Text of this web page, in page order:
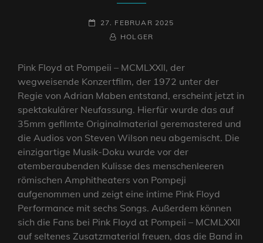
POSTED-
27. FEBRUAR 2025
BY
BYLINEHOLGER
Pink Floyd at Pompeii – MCMLXXII, der
wegweisende Konzertfilm, der 1972 unter der
Regie von Adrian Maben entstand, erscheint jetzt in
spektakulärer Neufassung. Hierfür wurde das auf
35mm gefilmte Originalmaterial geremastered und
die Audios von Steven Wilson neu abgemischt. Die
einzigartige Musik-Doku wurde vor der
atemberaubenden Kulisse des menschenleeren
römischen Amphitheaters von Pompeji
aufgenommen und zeigt eine intime Pink Floyd
Performance mit sechs Songs. Außerdem können
sich die Fans bei Pink Floyd at Pompeii – MCMLXXII
auf seltenes Zusatzmaterial freuen, das die Band in